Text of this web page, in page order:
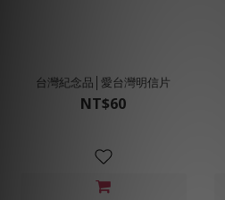
台灣紀念品│愛台灣明信片
NT$60